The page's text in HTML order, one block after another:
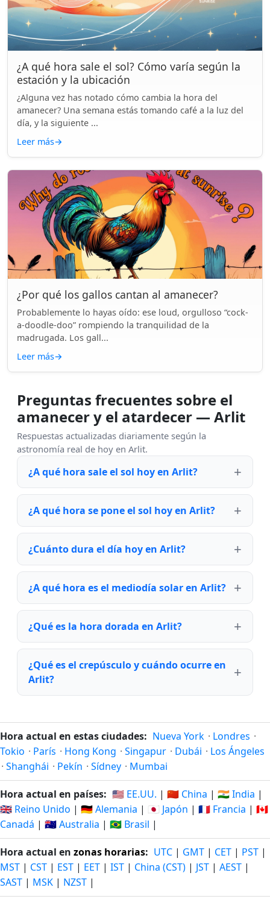
¿A qué hora sale el sol? Cómo varía según la
estación y la ubicación
¿Alguna vez has notado cómo cambia la hora del
amanecer? Una semana estás tomando café a la luz del
día, y la siguiente ...
Leer más→
¿Por qué los gallos cantan al amanecer?
Probablemente lo hayas oído: ese loud, orgulloso “cock-
a-doodle-doo” rompiendo la tranquilidad de la
madrugada. Los gall...
Leer más→
Preguntas frecuentes sobre el
amanecer y el atardecer — Arlit
Respuestas actualizadas diariamente según la
astronomía real de hoy en Arlit.
¿A qué hora sale el sol hoy en Arlit?
¿A qué hora se pone el sol hoy en Arlit?
¿Cuánto dura el día hoy en Arlit?
¿A qué hora es el mediodía solar en Arlit?
¿Qué es la hora dorada en Arlit?
¿Qué es el crepúsculo y cuándo ocurre en
Arlit?
Hora actual en estas ciudades: Nueva York · Londres ·
Tokio · París · Hong Kong · Singapur · Dubái · Los Ángeles
· Shanghái · Pekín · Sídney · Mumbai
Hora actual en países: 🇺🇸 EE.UU. | 🇨🇳 China | 🇮🇳 India |
🇬🇧 Reino Unido | 🇩🇪 Alemania | 🇯🇵 Japón | 🇫🇷 Francia | 🇨🇦
Canadá | 🇦🇺 Australia | 🇧🇷 Brasil |
Hora actual en zonas horarias: UTC | GMT | CET | PST |
MST | CST | EST | EET | IST | China (CST) | JST | AEST |
SAST | MSK | NZST |